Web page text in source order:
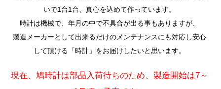
いで1台1台、真心を込めて作っています。
時計は機械で、年月の中で不具合が出る事もありますが、
製造メーカーとして出来るだけのメンテナンスにも対応し安心
して頂ける「時計」をお届けしたいと思います。
現在、鳩時計は部品入荷待ちのため、製造開始は7～